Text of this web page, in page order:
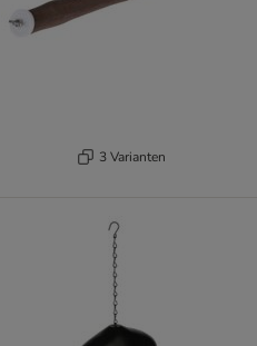
3 Varianten